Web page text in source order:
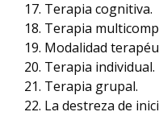
Terapia cognitiva.
Terapia
Modalidad
Terapia individual.
Terapia grupal.
La destreza de